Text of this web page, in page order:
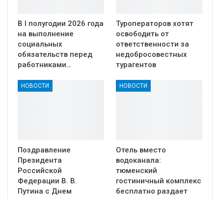
В I полугодии 2026 года
на выполнение
социальных
обязательств перед
работниками…
Туроператоров хотят
освободить от
ответственности за
недобросовестных
турагентов
НОВОСТИ
Поздравление
Президента
Российской
Федерации В. В.
Путина с Днем
НОВОСТИ
Отель вместо
водоканала:
тюменский
гостиничный комплекс
бесплатно раздает